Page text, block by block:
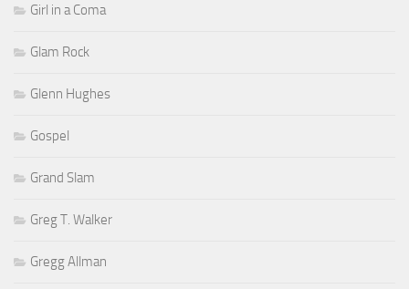
Girl in a Coma
Glam Rock
Glenn Hughes
Gospel
Grand Slam
Greg T. Walker
Gregg Allman